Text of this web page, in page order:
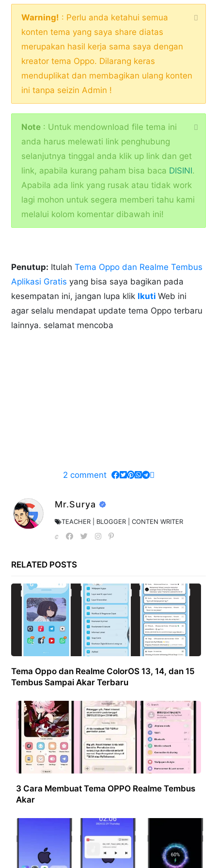
Warning! : Perlu anda ketahui semua
konten tema yang saya share diatas
merupakan hasil kerja sama saya dengan
kreator tema Oppo. Dilarang keras
menduplikat dan membagikan ulang konten
ini tanpa seizin Admin !
Note : Untuk mendownload file tema ini
anda harus melewati link penghubung
selanjutnya tinggal anda klik up link dan get
link, apabila kurang paham bisa baca DISINI.
Apabila ada link yang rusak atau tidak work
lagi mohon untuk segera memberi tahu kami
melalui kolom komentar dibawah ini!
Penutup: ItulahTema Oppo dan Realme Tembus
Aplikasi Gratis yang bisa saya bagikan pada
kesempatan ini, jangan lupa klik IkutiWeb ini
agar selalu mendapat update tema Oppo terbaru
lainnya. selamat mencoba
2 comment
Mr.Surya
TEACHER | BLOGGER | CONTEN WRITER
RELATED POSTS
Tema Oppo dan Realme ColorOS 13, 14, dan 15
Tembus Sampai Akar Terbaru
3 Cara Membuat Tema OPPO Realme Tembus
Akar